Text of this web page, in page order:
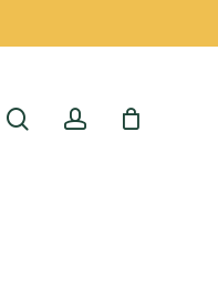
searchaccount